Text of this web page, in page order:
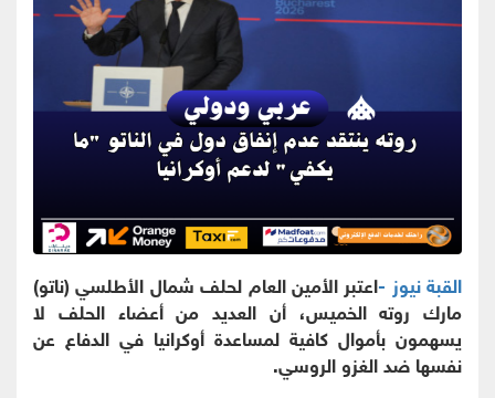
القبة نيوز -اعتبر الأمين العام لحلف شمال الأطلسي (ناتو)
مارك روته الخميس، أن العديد من أعضاء الحلف لا
يسهمون بأموال كافية لمساعدة أوكرانيا في الدفاع عن
نفسها ضد الغزو الروسي.